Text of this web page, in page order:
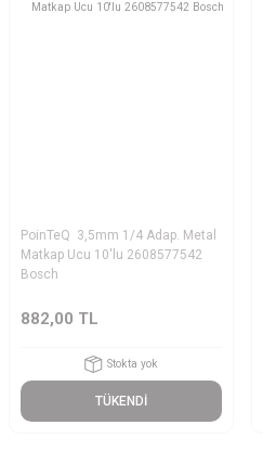
PoinTeQ 3,5mm 1/4 Adap. Metal
Matkap Ucu 10'lu 2608577542
Bosch
882,00 TL
Stokta yok
TÜKENDİ